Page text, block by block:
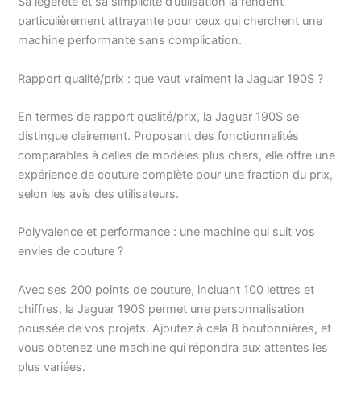
boutonnières Marque :
JAGUAR Type de
source d'alimentation :
électrique : vrai
Matériau : plastique
particulièrement attrayante pour ceux qui cherchent une
machine performante sans complication.
Rapport qualité/prix : que vaut vraiment la Jaguar 190S ?
En termes de rapport qualité/prix, la Jaguar 190S se
distingue clairement. Proposant des fonctionnalités
comparables à celles de modèles plus chers, elle offre une
expérience de couture complète pour une fraction du prix,
selon les avis des utilisateurs.
Polyvalence et performance : une machine qui suit vos
envies de couture ?
Avec ses 200 points de couture, incluant 100 lettres et
chiffres, la Jaguar 190S permet une personnalisation
poussée de vos projets. Ajoutez à cela 8 boutonnières, et
vous obtenez une machine qui répondra aux attentes les
plus variées.